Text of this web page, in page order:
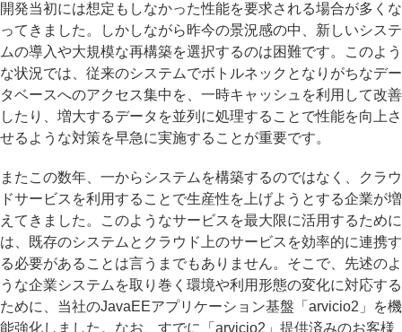
開発当初には想定もしなかった性能を要求される場合が多くな
ってきました。しかしながら昨今の景況感の中、新しいシステ
ムの導入や大規模な再構築を選択するのは困難です。このよう
な状況では、従来のシステムでボトルネックとなりがちなデー
タベースへのアクセス集中を、一時キャッシュを利用して改善
したり、増大するデータを並列に処理することで性能を向上さ
せるような対策を早急に実施することが重要です。
またこの数年、一からシステムを構築するのではなく、クラウ
ドサービスを利用することで生産性を上げようとする企業が増
えてきました。このようなサービスを最大限に活用するために
は、既存のシステムとクラウド上のサービスを効率的に連携す
る必要があることは言うまでもありません。そこで、先述のよ
うな企業システムを取り巻く環境や利用形態の変化に対応する
ために、当社のJavaEEアプリケーション基盤「arvicio2」を機
能強化しました。なお、すでに「arvicio2」提供済みのお客様